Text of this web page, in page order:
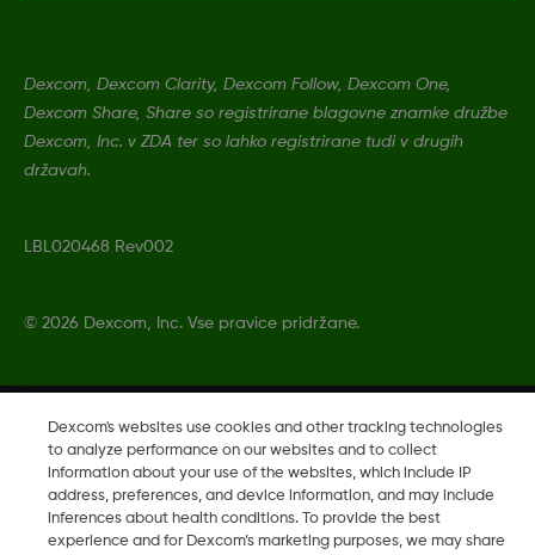
Dexcom, Dexcom Clarity, Dexcom Follow, Dexcom One,
Dexcom Share, Share so registrirane blagovne znamke družbe
Dexcom, Inc. v ZDA ter so lahko registrirane tudi v drugih
državah.
LBL020468 Rev002
© 2026 Dexcom, Inc. Vse pravice pridržane.
Spremeni Regijo
Dexcom's websites use cookies and other tracking technologies
to analyze performance on our websites and to collect
information about your use of the websites, which include IP
address, preferences, and device information, and may include
inferences about health conditions. To provide the best
experience and for Dexcom’s marketing purposes, we may share